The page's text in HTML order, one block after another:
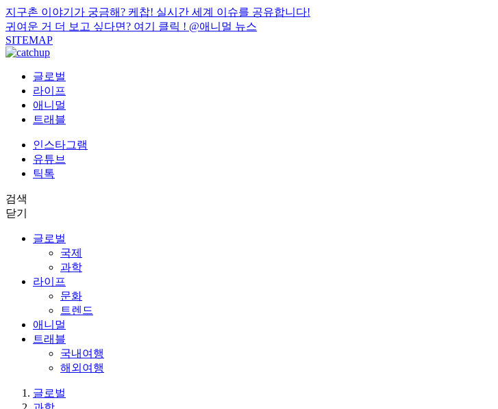
지구촌 이야기가 궁금해? 케찹! 실시간 세계 이슈를 공유합니다!
귀여운 거 더 보고 싶다면? 여기 클릭 ! @애니멀 뉴스
SITEMAP
글로벌
라이프
애니멀
트래블
인스타그램
유튜브
틱톡
검색
닫기
글로벌
국제
과학
라이프
문화
트렌드
애니멀
트래블
국내여행
해외여행
글로벌